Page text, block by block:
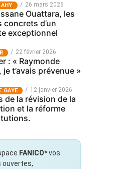
26 mars 2026
Ouattara, les
concrets d’un
exceptionnel
22 février 2026
: « Raymonde
t’avais prévenue »
GAYE 12 janvier 2026
de la révision de la
et la réforme
FANICO*vos